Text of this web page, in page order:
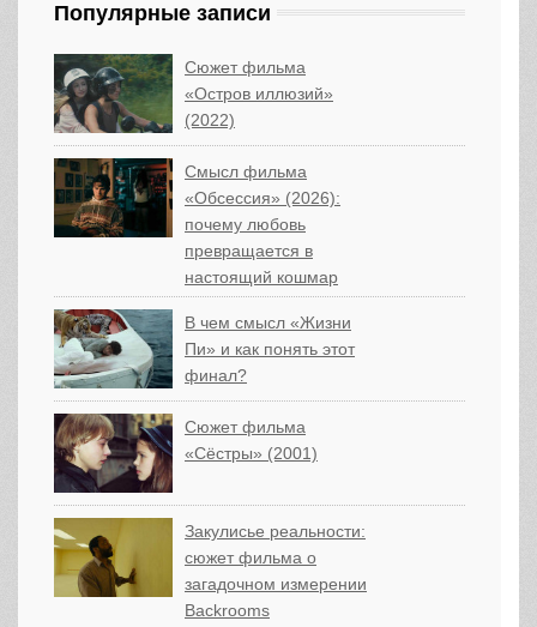
Популярные записи
Сюжет фильма
«Остров иллюзий»
(2022)
Смысл фильма
«Обсессия» (2026):
почему любовь
превращается в
настоящий кошмар
В чем смысл «Жизни
Пи» и как понять этот
финал?
Сюжет фильма
«Сёстры» (2001)
Закулисье реальности:
сюжет фильма о
загадочном измерении
Backrooms